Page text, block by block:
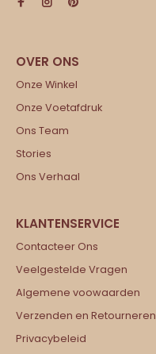
Onze Winkel
Onze Voetafdruk
Ons Team
Stories
Ons Verhaal
Contacteer Ons
Veelgestelde Vragen
Algemene voowaarden
Verzenden en Retourneren
Privacybeleid